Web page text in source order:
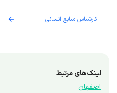
کارشناس منابع انسانی
لینک‌های مرتبط
اصفهان